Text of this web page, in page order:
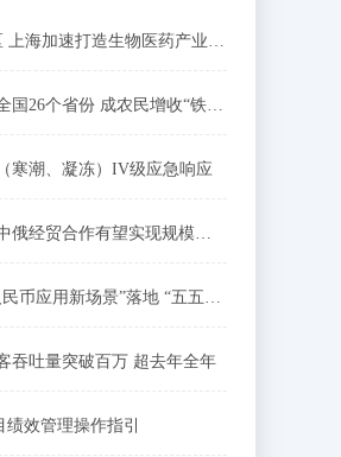
新授牌5个特色园区 上海加速打造生物医药产业创新高地
宁夏盐池滩羊畅销全国26个省份 成农民增收“铁杆庄稼”
寒潮、凝冻）IV级应急响应
中国商务部：今年中俄经贸合作有望实现规模质量双提升
上海宝山：“数字人民币应用新场景”落地 “五五购物节”启动
吞吐量突破百万 超去年全年
效管理操作指引